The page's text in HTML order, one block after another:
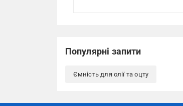
Популярні запити
Ємність для олії та оцту